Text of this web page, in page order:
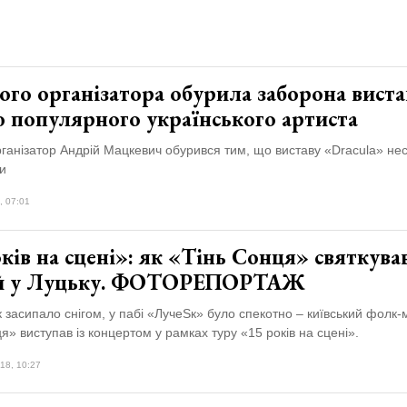
організатора обурила заборона
популярного українського артиста
Андрій Мацкевич обурився тим, що виставу «Dracula»
07:01
на сцені»: як «Тінь Сонця»
у Луцьку. ФОТОРЕПОРТАЖ
засипало снігом, у пабі «ЛучеSк» було спекотно – київський фолк-
виступав із концертом у рамках туру «15 років на сцені».
10:27